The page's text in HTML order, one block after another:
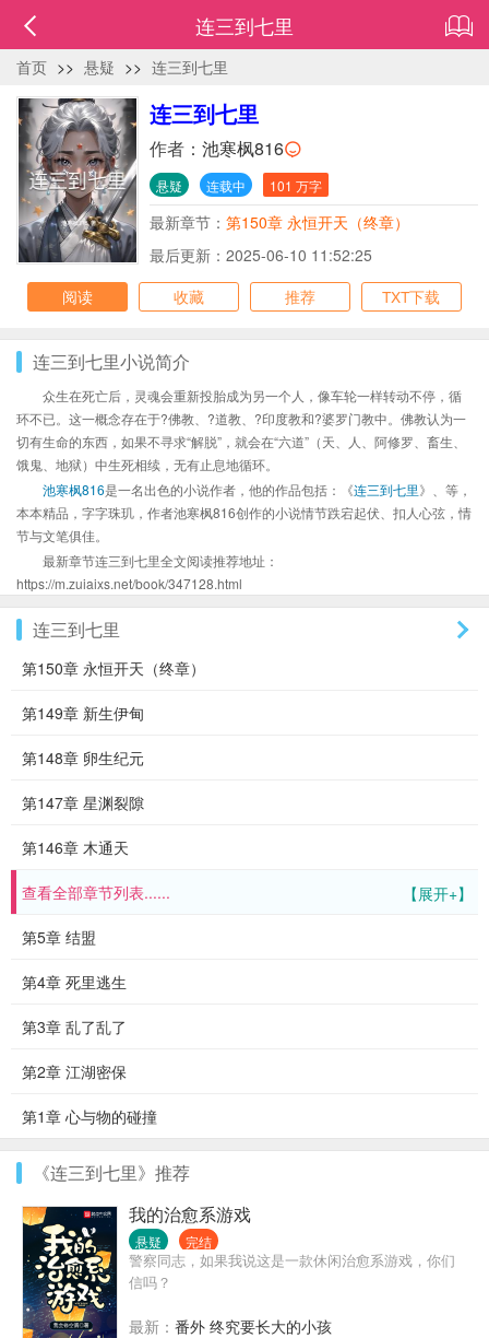
连三到七里
首页 >> 悬疑 >> 连三到七里
连三到七里
作者： 池寒枫816
悬疑 连载中 101 万字
最新章节： 第150章 永恒开天（终章）
最后更新：2025-06-10 11:52:25
阅读
收藏 推荐 TXT下载
连三到七里小说简介
众生在死亡后，灵魂会重新投胎成为另一个人，像车轮一样转动不停，循
环不已。这一概念存在于?佛教、?道教、?印度教和?婆罗门教中。佛教认为一
切有生命的东西，如果不寻求“解脱”，就会在“六道”（天、人、阿修罗、畜生、
饿鬼、地狱）中生死相续，无有止息地循环。
池寒枫816是一名出色的小说作者，他的作品包括：《连三到七里》、等，
本本精品，字字珠玑，作者池寒枫816创作的小说情节跌宕起伏、扣人心弦，情
节与文笔俱佳。
最新章节连三到七里全文阅读推荐地址：
https://m.zuiaixs.net/book/347128.html
连三到七里
第150章 永恒开天（终章）
第149章 新生伊甸
第148章 卵生纪元
第147章 星渊裂隙
第146章 木通天
【展开+】
查看全部章节列表......
第5章 结盟
第4章 死里逃生
第3章 乱了乱了
第2章 江湖密保
第1章 心与物的碰撞
《连三到七里》推荐
我的治愈系游戏
悬疑 完结
警察同志，如果我说这是一款休闲治愈系游戏，你们
信吗？
最新： 番外 终究要长大的小孩